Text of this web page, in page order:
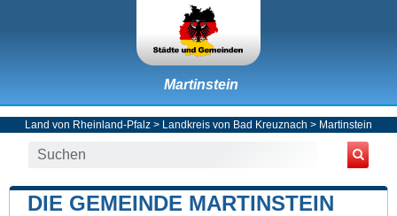
Martinstein
Land von Rheinland-Pfalz > Landkreis von Bad Kreuznach > Martinstein
DIE GEMEINDE MARTINSTEIN